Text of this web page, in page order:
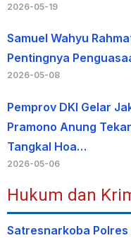
2026-05-19
Samuel Wahyu
Pentingnya
2026-05-08
Pemprov DKI Gelar
Pramono Anung
Tangkal Hoa…
2026-05-06
Hukum dan
Satresnarkoba Polres